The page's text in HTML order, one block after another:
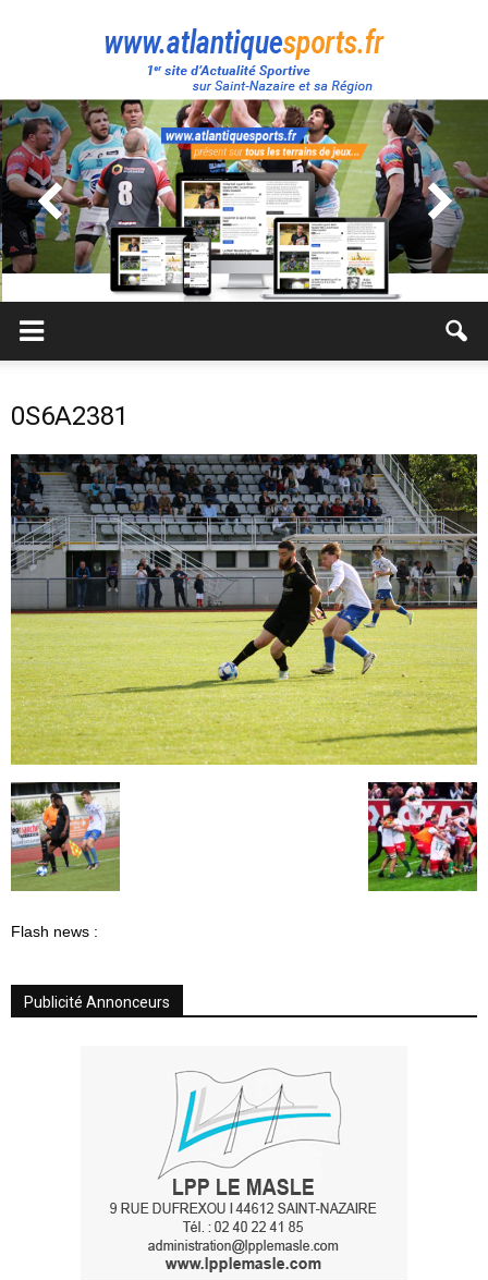
Atlantique
Sport
0S6A2381
Flash news :
Publicité Annonceurs